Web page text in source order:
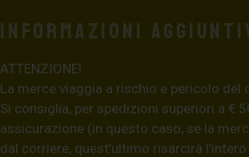
Informazioni
ATTENZIONE!
La merce viaggia a rischio e pericolo del
Si consiglia, per spedizioni superiori a €
assicurazione (in questo caso, se la
dal corriere, quest’ultimo risarcirà